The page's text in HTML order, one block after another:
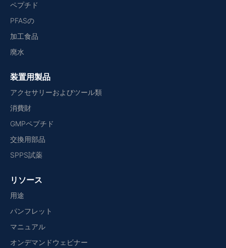
ペプチド
PFASの
加工食品
廃水
装置用製品
アクセサリーおよびツール類
消費財
GMPペプチド
交換用部品
SPPS試薬
リソース
用途
パンフレット
マニュアル
オンデマンドウェビナー